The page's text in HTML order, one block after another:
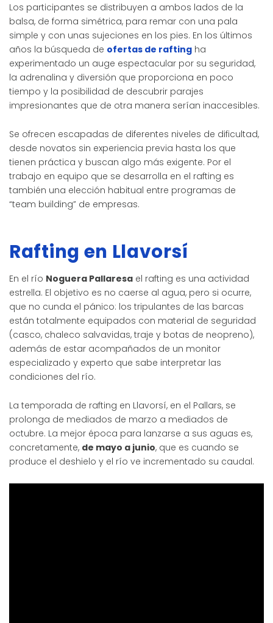
Los participantes se distribuyen a ambos lados de la
balsa, de forma simétrica, para remar con una pala
simple y con unas sujeciones en los pies. En los últimos
años la búsqueda de ofertas de rafting ha
experimentado un auge espectacular por su seguridad,
la adrenalina y diversión que proporciona en poco
tiempo y la posibilidad de descubrir parajes
impresionantes que de otra manera serían inaccesibles.
Se ofrecen escapadas de diferentes niveles de dificultad,
desde novatos sin experiencia previa hasta los que
tienen práctica y buscan algo más exigente. Por el
trabajo en equipo que se desarrolla en el rafting es
también una elección habitual entre programas de
“team building” de empresas.
Rafting en Llavorsí
En el río Noguera Pallaresa el rafting es una actividad
estrella. El objetivo es no caerse al agua, pero si ocurre,
que no cunda el pánico: los tripulantes de las barcas
están totalmente equipados con material de seguridad
(casco, chaleco salvavidas, traje y botas de neopreno),
además de estar acompañados de un monitor
especializado y experto que sabe interpretar las
condiciones del río.
La temporada de rafting en Llavorsí, en el Pallars, se
prolonga de mediados de marzo a mediados de
octubre. La mejor época para lanzarse a sus aguas es,
concretamente, de mayo a junio, que es cuando se
produce el deshielo y el río ve incrementado su caudal.